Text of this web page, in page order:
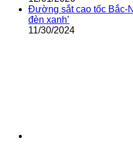
Đường sắt cao tốc Bắc-
đèn xanh’
11/30/2024